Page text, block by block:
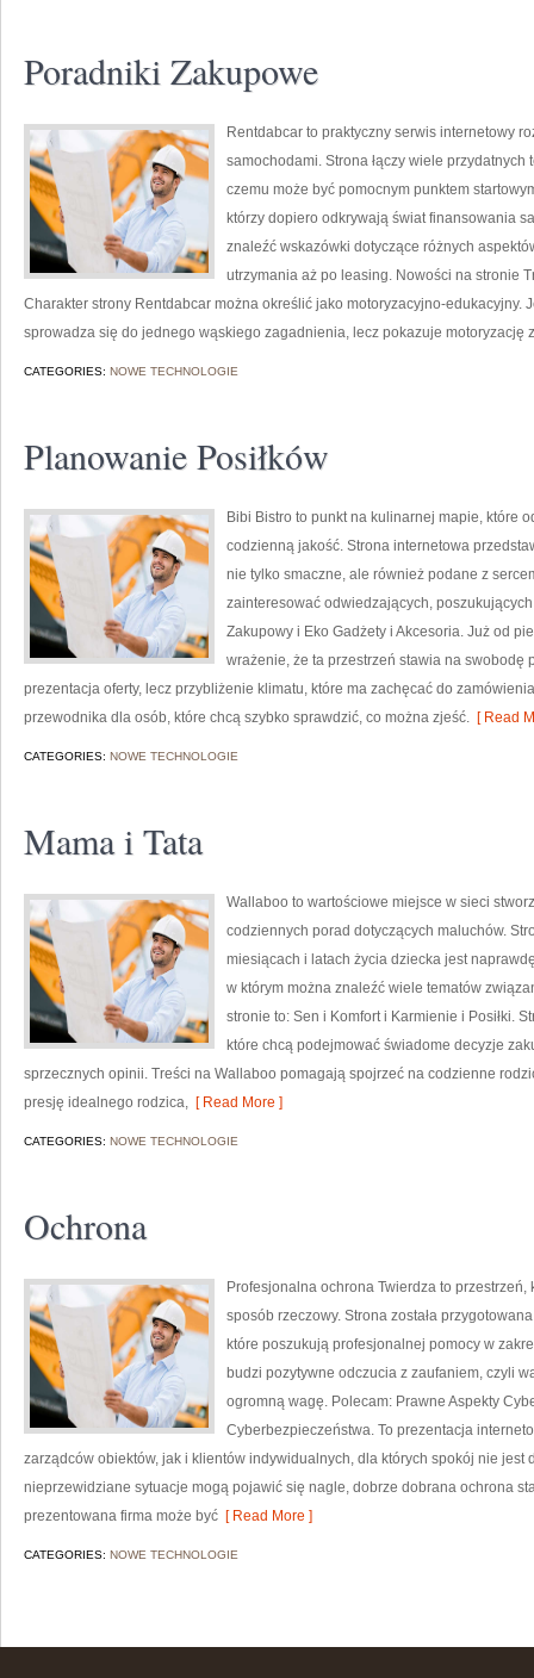
Poradniki Zakupowe
Rentdabcar to praktyczny serwis internetowy
samochodami. Strona łączy wiele
czemu może być pomocnym punktem
którzy dopiero odkrywają świat finansowania
znaleźć wskazówki dotyczące różnych
utrzymania aż po leasing. Nowości na stronie
Charakter strony Rentdabcar można określić jako motoryzacyjno-edukacyjny.
sprowadza się do jednego wąskiego zagadnienia, lecz pokazuje motoryzację
CATEGORIES: NOWE TECHNOLOGIE
Planowanie Posiłków
Bibi Bistro to punkt na kulinarnej mapie, które
codzienną jakość. Strona internetowa
nie tylko smaczne, ale również podane z
zainteresować odwiedzających,
Zakupowy i Eko Gadżety i Akcesoria. Już od
wrażenie, że ta przestrzeń stawia na swobodę
prezentacja oferty, lecz przybliżenie klimatu, które ma zachęcać do
przewodnika dla osób, które chcą szybko sprawdzić, co można zjeść. [ Read
CATEGORIES: NOWE TECHNOLOGIE
Mama i Tata
Wallaboo to wartościowe miejsce w sieci
codziennych porad dotyczących maluchów.
miesiącach i latach życia dziecka jest
w którym można znaleźć wiele tematów
stronie to: Sen i Komfort i Karmienie i Posiłki.
które chcą podejmować świadome decyzje
sprzecznych opinii. Treści na Wallaboo pomagają spojrzeć na codzienne
presję idealnego rodzica, [ Read More ]
CATEGORIES: NOWE TECHNOLOGIE
Ochrona
Profesjonalna ochrona Twierdza to
sposób rzeczowy. Strona została
które poszukują profesjonalnej pomocy w
budzi pozytywne odczucia z zaufaniem, czyli
ogromną wagę. Polecam: Prawne Aspekty
Cyberbezpieczeństwa. To prezentacja
zarządców obiektów, jak i klientów indywidualnych, dla których spokój nie jest
nieprzewidziane sytuacje mogą pojawić się nagle, dobrze dobrana ochrona
prezentowana firma może być [ Read More ]
CATEGORIES: NOWE TECHNOLOGIE